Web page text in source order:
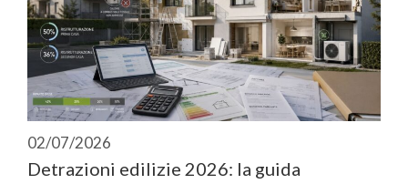
02/07/2026
Detrazioni edilizie 2026: la guida